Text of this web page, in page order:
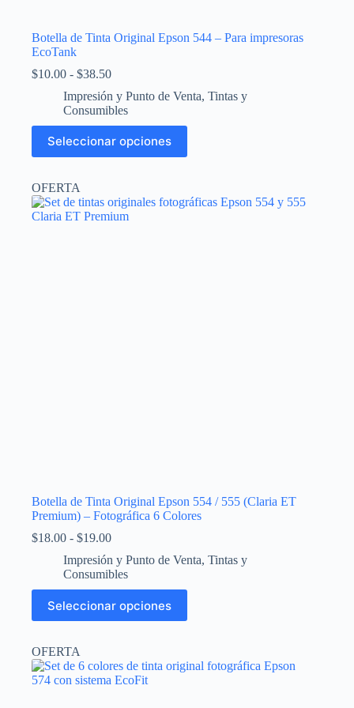
Botella de Tinta Original Epson 544 – Para impresoras
EcoTank
$10.00 - $38.50Rango
precios:
desde
$10.00
hasta
$38.50
Impresión y Punto de Venta, Tintas y
Consumibles
Seleccionar opciones
Este
producto
tiene
variantes.
Las
opciones
OFERTA
Botella de Tinta Original Epson 554 / 555 (Claria ET
Premium) – Fotográfica 6 Colores
$18.00 - $19.00Rango
precios:
desde
$18.00
hasta
$19.00
Impresión y Punto de Venta, Tintas y
Consumibles
Seleccionar opciones
Este
producto
tiene
variantes.
Las
opciones
OFERTA